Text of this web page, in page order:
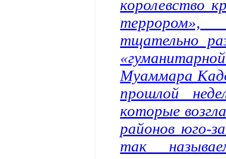
королевство
тщательно
Муаммара
прошлой
которые
районов юго-
так